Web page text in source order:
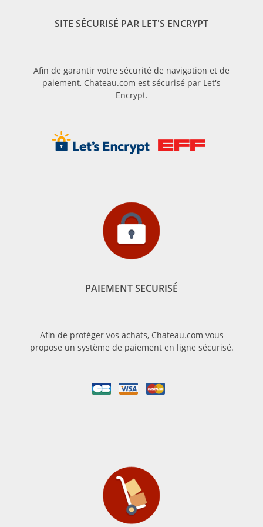
Chassagne Montrachet.
SITE SÉCURISÉ PAR LET'S ENCRYPT
Afin de garantir votre sécurité de navigation et de
paiement, Chateau.com est sécurisé par Let's
Encrypt.
PAIEMENT SECURISÉ
Afin de protéger vos achats, Chateau.com vous
propose un système de paiement en ligne sécurisé.